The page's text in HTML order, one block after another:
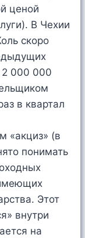
ценой
В Чехии
скоро
2 000 000
в квартал
«акциз» (в
понимать
Этот
внутри
на